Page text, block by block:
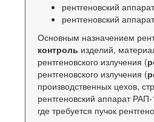
рентгеновский
рентгеновский
Основным назначением
контроль изделий,
рентгеновского излучения (
рентгеновского излучения (
производственных цехов,
рентгеновский аппарат
где требуется пучок